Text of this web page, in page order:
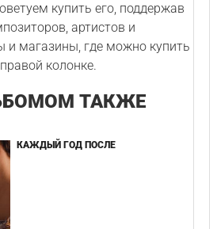
купить его, поддержав
артистов и
и магазины, где можно купить
колонке.
ТАКЖЕ
КАЖДЫЙ ГОД ПОСЛЕ